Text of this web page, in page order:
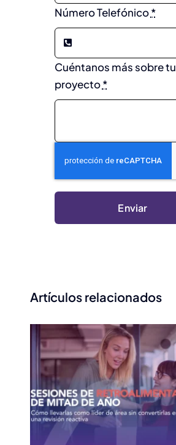
Número Telefónico*
Cuéntanos más sobre tu
proyecto*
Enviar
Artículos relacionados